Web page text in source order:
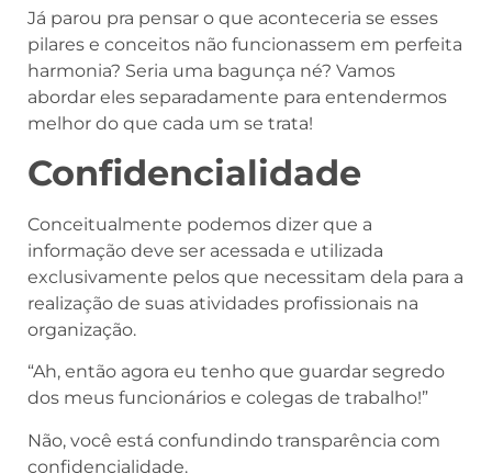
Já parou pra pensar o que aconteceria se esses
pilares e conceitos não funcionassem em perfeita
harmonia? Seria uma bagunça né? Vamos
abordar eles separadamente para entendermos
melhor do que cada um se trata!
Confidencialidade
Conceitualmente podemos dizer que a
informação deve ser acessada e utilizada
exclusivamente pelos que necessitam dela para a
realização de suas atividades profissionais na
organização.
“Ah, então agora eu tenho que guardar segredo
dos meus funcionários e colegas de trabalho!”
Não, você está confundindo transparência com
confidencialidade.